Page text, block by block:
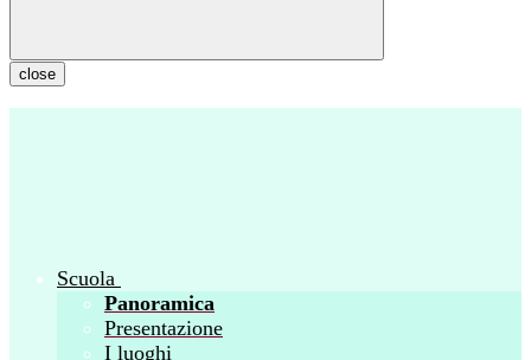
close
Scuola
Panoramica
Presentazione
I luoghi